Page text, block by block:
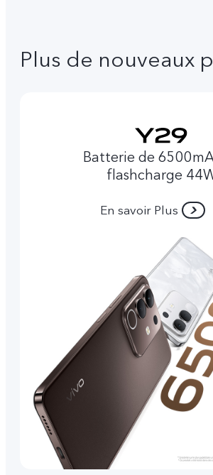
Plus de nouveaux
Batterie de
flashcharge
En savoir Plus